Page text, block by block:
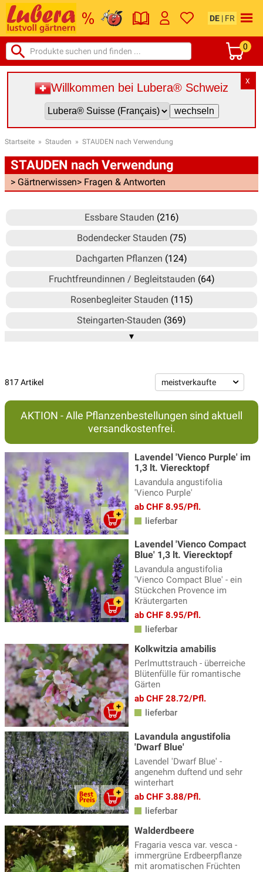
DE | FR
0
X
Willkommen bei Lubera® Schweiz
Startseite » Stauden » STAUDEN nach Verwendung
STAUDEN nach Verwendung
> Gärtnerwissen> Fragen & Antworten
Essbare Stauden (216)
Bodendecker Stauden (75)
Dachgarten Pflanzen (124)
Fruchtfreundinnen / Begleitstauden (64)
Rosenbegleiter Stauden (115)
Steingarten-Stauden (369)
Teichpflanzen, Wasserpflanzen
▾
817 Artikel
AKTION - Alle Pflanzenbestellungen sind aktuell
versandkostenfrei.
Lavendel 'Vienco Purple' im
1,3 lt. Vierecktopf
Lavandula angustifolia
'Vienco Purple'
ab CHF 8.95/Pfl.
lieferbar
Lavendel 'Vienco Compact
Blue' 1,3 lt. Vierecktopf
Lavandula angustifolia
'Vienco Compact Blue' - ein
Stückchen Provence im
Kräutergarten
ab CHF 8.95/Pfl.
lieferbar
Kolkwitzia amabilis
Perlmuttstrauch - überreiche
Blütenfülle für romantische
Gärten
ab CHF 28.72/Pfl.
lieferbar
Lavandula angustifolia
'Dwarf Blue'
Lavendel 'Dwarf Blue' -
angenehm duftend und sehr
winterhart
ab CHF 3.88/Pfl.
lieferbar
Walderdbeere
Fragaria vesca var. vesca -
immergrüne Erdbeerpflanze
mit aromatischen Früchten